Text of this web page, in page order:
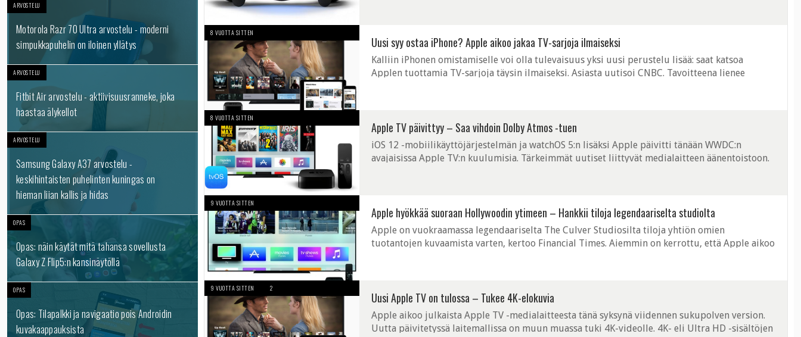
ARVOSTELU
Motorola Razr 70 Ultra arvostelu - moderni
simpukkapuhelin on iloinen yllätys
ARVOSTELU
Fitbit Air arvostelu - aktiivisuusranneke, joka
haastaa älykellot
ARVOSTELU
Samsung Galaxy A37 arvostelu -
keskihintaisten puhelinten kuningas on
hieman liian kallis ja hidas
OPAS
Opas: näin käytät mitä tahansa sovellusta
Galaxy Z Flip5:n kansinäytöllä
OPAS
Opas: Tilapalkki ja navigaatio pois Androidin
kuvakaappauksista
8 VUOTTA SITTEN
Uusi syy ostaa iPhone? Apple aikoo jakaa TV-sarjoja ilmaiseksi
Kalliin iPhonen omistamiselle voi olla tulevaisuus yksi uusi perustelu lisää: saat katsoa
Applen tuottamia TV-sarjoja täysin ilmaiseksi. Asiasta uutisoi CNBC. Tavoitteena lienee
8 VUOTTA SITTEN
Apple TV päivittyy – Saa vihdoin Dolby Atmos -tuen
iOS 12 -mobiilikäyttöjärjestelmän ja watchOS 5:n lisäksi Apple päivitti tänään WWDC:n
avajaisissa Apple TV:n kuulumisia. Tärkeimmät uutiset liittyvät medialaitteen äänentoistoon.
9 VUOTTA SITTEN
Apple hyökkää suoraan Hollywoodin ytimeen – Hankkii tiloja legendaariselta studiolta
Apple on vuokraamassa legendaariselta The Culver Studiosilta tiloja yhtiön omien
tuotantojen kuvaamista varten, kertoo Financial Times. Aiemmin on kerrottu, että Apple aikoo
9 VUOTTA SITTEN 2
Uusi Apple TV on tulossa – Tukee 4K-elokuvia
Apple aikoo julkaista Apple TV -medialaitteesta tänä syksynä viidennen sukupolven version.
Uutta päivitetyssä laitemallissa on muun muassa tuki 4K-videolle. 4K- eli Ultra HD -sisältöjen